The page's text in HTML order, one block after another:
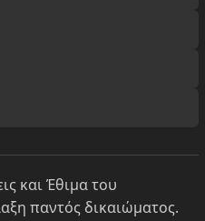
και Έθιμα του
παντός δικαιώματος.